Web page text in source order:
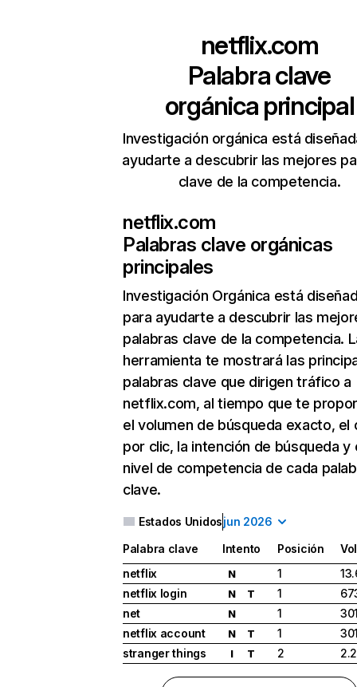
netflix.com
Palabra clave
orgánica principal
Investigación orgánica está
ayudarte a descubrir las mejores
clave de la competencia.
netflix.com
Palabras clave orgánicas
principales
Investigación Orgánica está
para ayudarte a descubrir las
palabras clave de la competencia.
herramienta te mostrará las
palabras clave que dirigen tráfico a
netflix.com, al tiempo que te
el volumen de búsqueda exacto, el
por clic, la intención de búsqueda y
nivel de competencia de cada
clave.
Estados Unidosjun 2026
Palabra clave Intento Posición
netflix
N 1
netflix login
N T 1
net
N 1
netflix account
N T 1
stranger things
I T 2